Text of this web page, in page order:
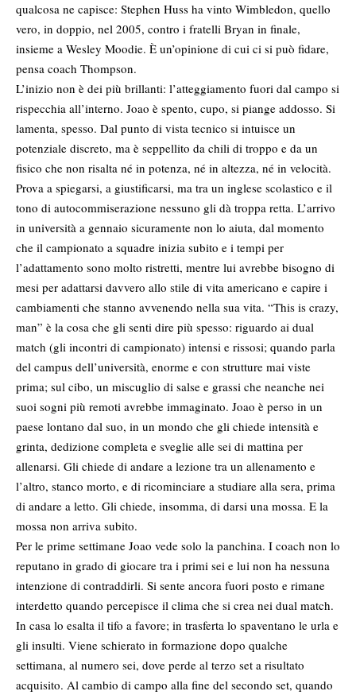
qualcosa ne capisce: Stephen Huss ha vinto Wimbledon, quello
vero, in doppio, nel 2005, contro i fratelli Bryan in finale,
insieme a Wesley Moodie. È un’opinione di cui ci si può fidare,
pensa coach Thompson.
L’inizio non è dei più brillanti: l’atteggiamento fuori dal campo si
rispecchia all’interno. Joao è spento, cupo, si piange addosso. Si
lamenta, spesso. Dal punto di vista tecnico si intuisce un
potenziale discreto, ma è seppellito da chili di troppo e da un
fisico che non risalta né in potenza, né in altezza, né in velocità.
Prova a spiegarsi, a giustificarsi, ma tra un inglese scolastico e il
tono di autocommiserazione nessuno gli dà troppa retta. L’arrivo
in università a gennaio sicuramente non lo aiuta, dal momento
che il campionato a squadre inizia subito e i tempi per
l’adattamento sono molto ristretti, mentre lui avrebbe bisogno di
mesi per adattarsi davvero allo stile di vita americano e capire i
cambiamenti che stanno avvenendo nella sua vita. “This is crazy,
man” è la cosa che gli senti dire più spesso: riguardo ai dual
match (gli incontri di campionato) intensi e rissosi; quando parla
del campus dell’università, enorme e con strutture mai viste
prima; sul cibo, un miscuglio di salse e grassi che neanche nei
suoi sogni più remoti avrebbe immaginato. Joao è perso in un
paese lontano dal suo, in un mondo che gli chiede intensità e
grinta, dedizione completa e sveglie alle sei di mattina per
allenarsi. Gli chiede di andare a lezione tra un allenamento e
l’altro, stanco morto, e di ricominciare a studiare alla sera, prima
di andare a letto. Gli chiede, insomma, di darsi una mossa. E la
mossa non arriva subito.
Per le prime settimane Joao vede solo la panchina. I coach non lo
reputano in grado di giocare tra i primi sei e lui non ha nessuna
intenzione di contraddirli. Si sente ancora fuori posto e rimane
interdetto quando percepisce il clima che si crea nei dual match.
In casa lo esalta il tifo a favore; in trasferta lo spaventano le urla e
gli insulti. Viene schierato in formazione dopo qualche
settimana, al numero sei, dove perde al terzo set a risultato
acquisito. Al cambio di campo alla fine del secondo set, quando